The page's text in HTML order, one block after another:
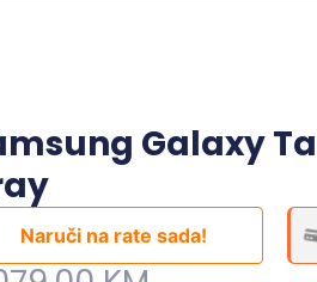
Galaxy
Naruči na rate sada!